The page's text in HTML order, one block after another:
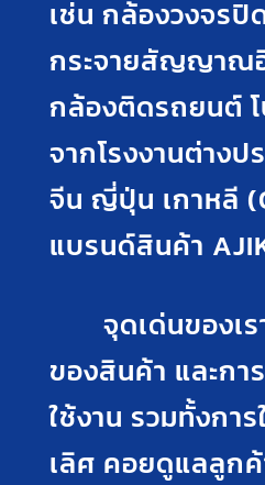
เช่น กล้องวงจร
กระจายสัญญาณ
กล้องติดรถยนต์ โ
จากโรงงานต่างป
จีน ญี่ปุ่น เกาหลี
แบรนด์สินค้า
จุดเด่นของเ
ของสินค้า และกา
ใช้งาน รวมทั้งกา
เลิศ คอยดูแลลูก